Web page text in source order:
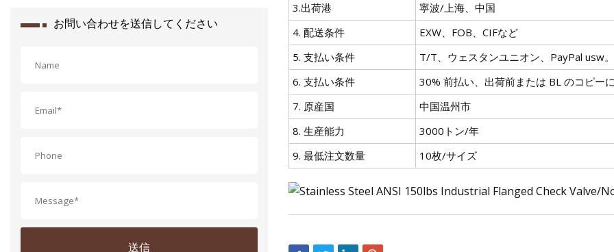
お問い合わせを送信してください
送信
3.出荷港
寧波/上海、中国
4. 配送条件
EXW、FOB、CIFなど
5. 支払い条件
T/T、ウェスタンユニオン、PayPal usw。
6. 支払い条件
30% 前払い、出荷前または BL のコピー
7. 原産国
中国温州市
8. 生産能力
3000トン/年
9. 最低注文数量
10枚/サイズ